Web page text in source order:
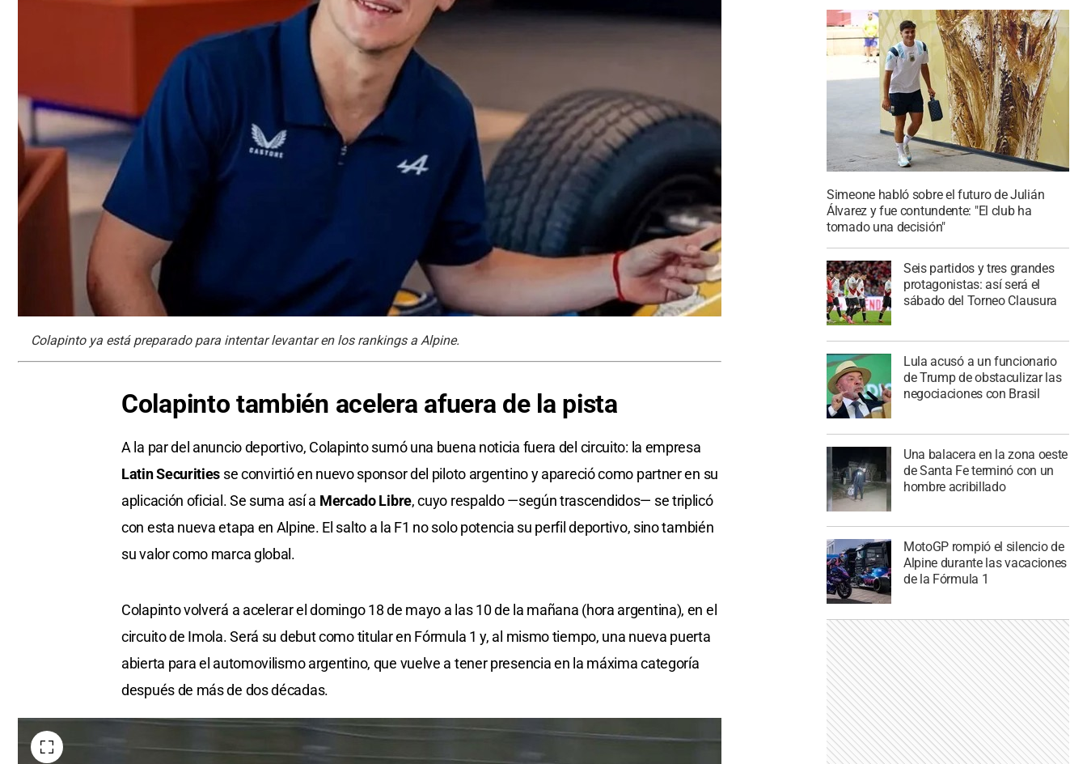
Colapinto ya está preparado para intentar levantar en los rankings a Alpine.
Colapinto también acelera afuera de la pista
A la par del anuncio deportivo, Colapinto sumó una buena noticia fuera del circuito: la empresa
Latin Securities se convirtió en nuevo sponsor del piloto argentino y apareció como partner en su
aplicación oficial. Se suma así a Mercado Libre, cuyo respaldo —según trascendidos— se triplicó
con esta nueva etapa en Alpine. El salto a la F1 no solo potencia su perfil deportivo, sino también
su valor como marca global.
Colapinto volverá a acelerar el domingo 18 de mayo a las 10 de la mañana (hora argentina), en el
circuito de Imola. Será su debut como titular en Fórmula 1 y, al mismo tiempo, una nueva puerta
abierta para el automovilismo argentino, que vuelve a tener presencia en la máxima categoría
después de más de dos décadas.
Simeone habló sobre el futuro de Julián
Álvarez y fue contundente: "El club ha
tomado una decisión"
Seis partidos y tres grandes
protagonistas: así será el
sábado del Torneo Clausura
Lula acusó a un funcionario
de Trump de obstaculizar las
negociaciones con Brasil
Una balacera en la zona oeste
de Santa Fe terminó con un
hombre acribillado
MotoGP rompió el silencio de
Alpine durante las vacaciones
de la Fórmula 1